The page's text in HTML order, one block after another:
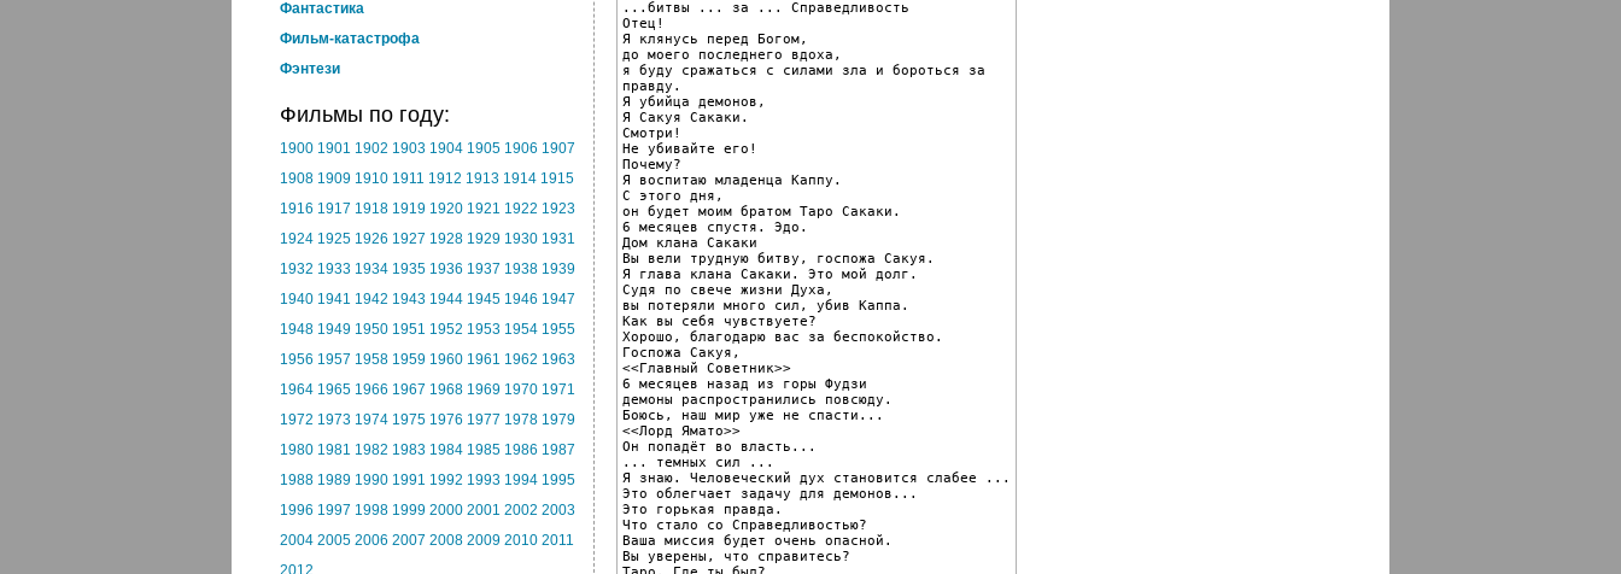
Фантастика
Фильм-катастрофа
Фэнтези
Фильмы по году:
1900 1901 1902 1903 1904 1905 1906 1907
1908 1909 1910 1911 1912 1913 1914 1915
1916 1917 1918 1919 1920 1921 1922 1923
1924 1925 1926 1927 1928 1929 1930 1931
1932 1933 1934 1935 1936 1937 1938 1939
1940 1941 1942 1943 1944 1945 1946 1947
1948 1949 1950 1951 1952 1953 1954 1955
1956 1957 1958 1959 1960 1961 1962 1963
1964 1965 1966 1967 1968 1969 1970 1971
1972 1973 1974 1975 1976 1977 1978 1979
1980 1981 1982 1983 1984 1985 1986 1987
1988 1989 1990 1991 1992 1993 1994 1995
1996 1997 1998 1999 2000 2001 2002 2003
2004 2005 2006 2007 2008 2009 2010 2011
2012
...битвы ... за ... Справедливость
Отец!
Я клянусь перед Богом,
до моего последнего вдоха,
я буду сражаться с силами зла и бороться за
правду.
Я убийца демонов,
Я Сакуя Сакаки.
Смотри!
Не убивайте его!
Почему?
Я воспитаю младенца Каппу.
С этого дня,
он будет моим братом Таро Сакаки.
6 месяцев спустя. Эдо.
Дом клана Сакаки
Вы вели трудную битву, госпожа Сакуя.
Я глава клана Сакаки. Это мой долг.
Судя по свече жизни Духа,
вы потеряли много сил, убив Каппа.
Как вы себя чувствуете?
Хорошо, благодарю вас за беспокойство.
Госпожа Сакуя,
<<Главный Советник>>
6 месяцев назад из горы Фудзи
демоны распространились повсюду.
Боюсь, наш мир уже не спасти...
<<Лорд Ямато>>
Он попадёт во власть...
... темных сил ...
Я знаю. Человеческий дух становится слабее ...
Это облегчает задачу для демонов...
Это горькая правда.
Что стало со Справедливостью?
Ваша миссия будет очень опасной.
Вы уверены, что справитесь?